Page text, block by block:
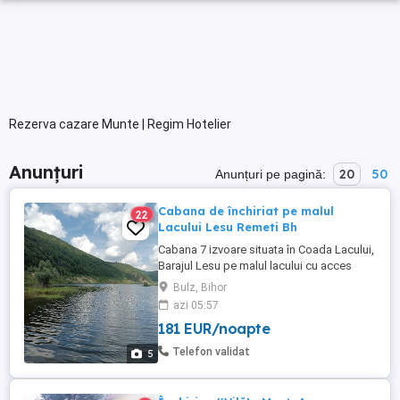
Rezerva cazare Munte | Regim Hotelier
Anunțuri Anunțuri pe pagină: 20 50
5
22
Cabana de închiriat pe malul
Lacului Lesu Remeti Bh
Cabana 7 izvoare situata în Coada Lacului,
Barajul Lesu pe malul lacului cu acces
direct va așteaptă sa va bucurați de o
panorama deosebita, liniște, aer curat și
relaxare în mijlocul naturii. Capacitatea
maxima de cazare este 16 persoane în 4
camere duble, o mansarda cu 4 paturi și 4
Bulz, Bihor
azi 05:57
181 EUR/noapte
Telefon validat